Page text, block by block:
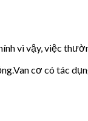
vì vậy, việc
cơ có tác